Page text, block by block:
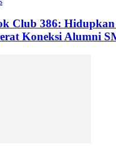
Club 386:
Koneksi Alumni